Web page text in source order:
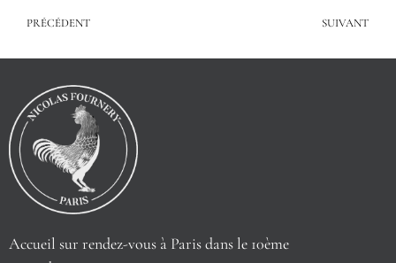
PRÉCÉDENT SUIVANT
Accueil sur rendez-vous à Paris dans le 10ème